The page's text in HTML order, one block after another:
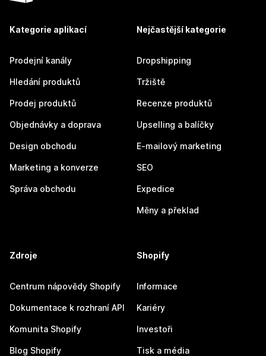
Kategorie aplikací
Prodejní kanály
Hledání produktů
Prodej produktů
Objednávky a doprava
Design obchodu
Marketing a konverze
Správa obchodu
Nejčastější kategorie
Dropshipping
Tržiště
Recenze produktů
Upselling a balíčky
E-mailový marketing
SEO
Expedice
Měny a překlad
Zdroje
Centrum nápovědy Shopify
Dokumentace k rozhraní API
Komunita Shopify
Blog Shopify
Shopify
Informace
Kariéry
Investoři
Tisk a média